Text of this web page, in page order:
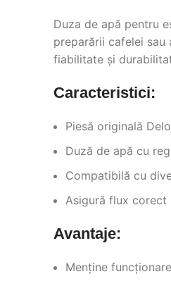
Duza de apă pentru
preparării cafelei
fiabilitate și
Caracteristici:
Piesă originală
Duză de apă cu
Compatibilă cu
Asigură flux corect
Avantaje:
Menține